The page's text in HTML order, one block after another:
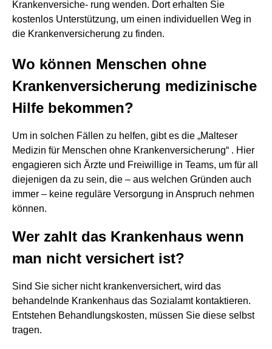
Krankenversiche- rung wenden. Dort erhalten Sie
kostenlos Unterstützung, um einen individuellen Weg in
die Krankenversicherung zu finden.
Wo können Menschen ohne
Krankenversicherung medizinische
Hilfe bekommen?
Um in solchen Fällen zu helfen, gibt es die „Malteser
Medizin für Menschen ohne Krankenversicherung“ . Hier
engagieren sich Ärzte und Freiwillige in Teams, um für all
diejenigen da zu sein, die – aus welchen Gründen auch
immer – keine reguläre Versorgung in Anspruch nehmen
können.
Wer zahlt das Krankenhaus wenn
man nicht versichert ist?
Sind Sie sicher nicht krankenversichert, wird das
behandelnde Krankenhaus das Sozialamt kontaktieren.
Entstehen Behandlungskosten, müssen Sie diese selbst
tragen.